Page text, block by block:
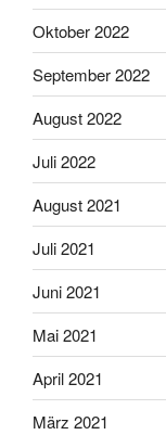
Oktober 2022
September 2022
August 2022
Juli 2022
August 2021
Juli 2021
Juni 2021
Mai 2021
April 2021
März 2021